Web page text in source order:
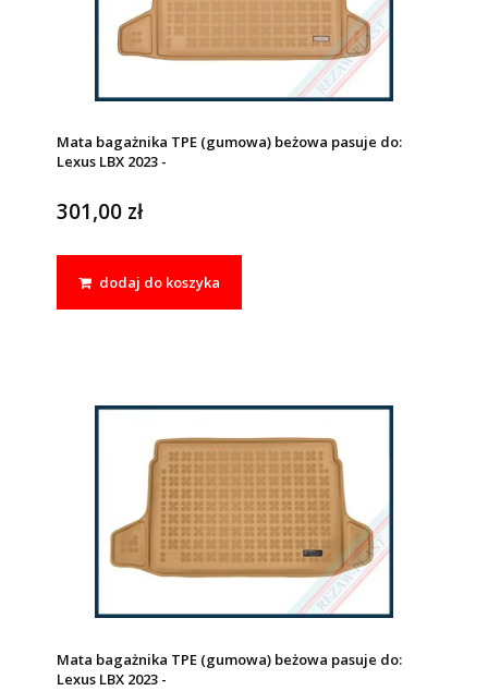
Mata bagażnika TPE (gumowa) beżowa pasuje do:
Lexus LBX 2023 -
301,00 zł
dodaj do koszyka
Mata bagażnika TPE (gumowa) beżowa pasuje do:
Lexus LBX 2023 -